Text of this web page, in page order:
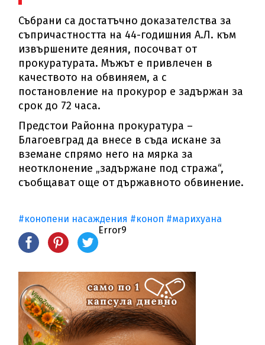
Събрани са достатъчно доказателства за
съпричастността на 44-годишния А.Л. към
извършените деяния, посочват от
прокуратурата. Мъжът е привлечен в
качеството на обвиняем, а с
постановление на прокурор е задържан за
срок до 72 часа.
Предстои Районна прокуратура –
Благоевград да внесе в съда искане за
вземане спрямо него на мярка за
неотклонение „задържане под стража“,
съобщават още от държавното обвинение.
#конопени насаждения #коноп #марихуана
Error9